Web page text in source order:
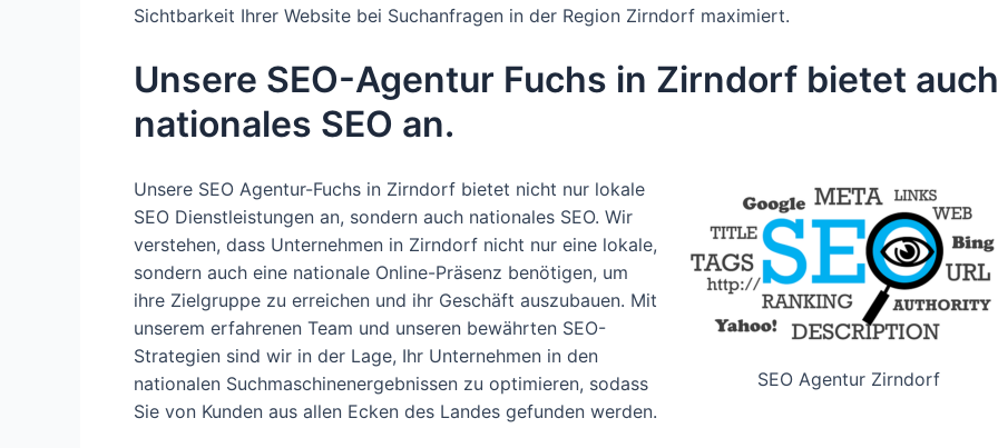
Sichtbarkeit Ihrer Website bei Suchanfragen in der Region Zirndorf maximiert.
Unsere SEO-Agentur Fuchs in Zirndorf bietet auch
nationales SEO an.
SEO Agentur Zirndorf
Unsere SEO Agentur-Fuchs in Zirndorf bietet nicht nur lokale
SEO Dienstleistungen an, sondern auch nationales SEO. Wir
verstehen, dass Unternehmen in Zirndorf nicht nur eine lokale,
sondern auch eine nationale Online-Präsenz benötigen, um
ihre Zielgruppe zu erreichen und ihr Geschäft auszubauen. Mit
unserem erfahrenen Team und unseren bewährten SEO-
Strategien sind wir in der Lage, Ihr Unternehmen in den
nationalen Suchmaschinenergebnissen zu optimieren, sodass
Sie von Kunden aus allen Ecken des Landes gefunden werden.